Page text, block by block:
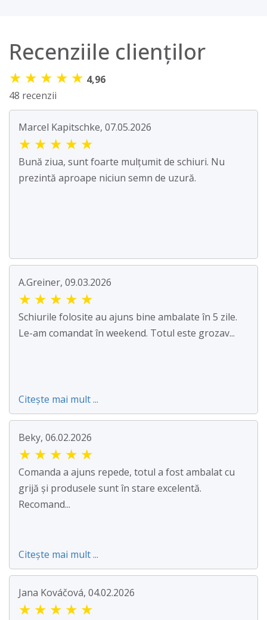
Recenziile clienților
★ ★ ★ ★ ★ 4,96
48 recenzii
Marcel Kapitschke, 07.05.2026
★ ★ ★ ★ ★
Bună ziua, sunt foarte mulțumit de schiuri. Nu
prezintă aproape niciun semn de uzură.
A.Greiner, 09.03.2026
★ ★ ★ ★ ★
Schiurile folosite au ajuns bine ambalate în 5 zile.
Le-am comandat în weekend. Totul este grozav...
Citește mai mult ...
Beky, 06.02.2026
★ ★ ★ ★ ★
Comanda a ajuns repede, totul a fost ambalat cu
grijă și produsele sunt în stare excelentă.
Recomand...
Citește mai mult ...
Jana Kováčová, 04.02.2026
★ ★ ★ ★ ★